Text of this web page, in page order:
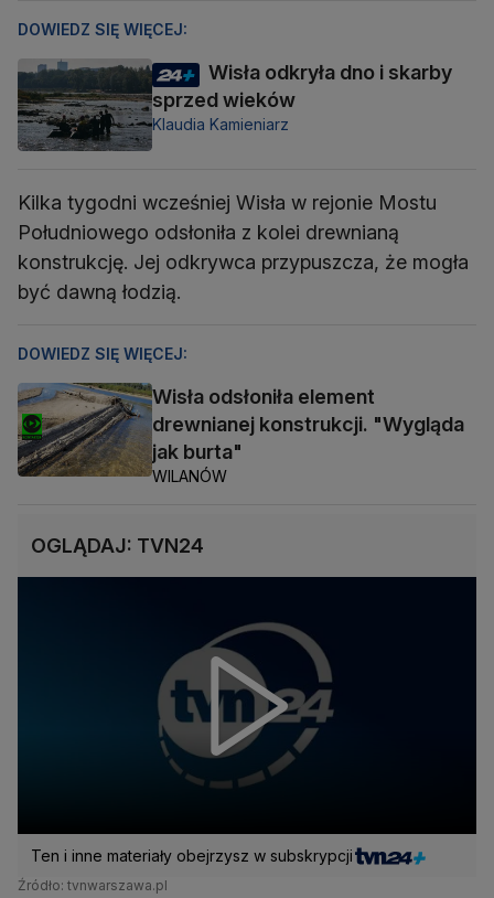
DOWIEDZ SIĘ WIĘCEJ:
Wisła odkryła dno i skarby
sprzed wieków
Klaudia Kamieniarz
Kilka tygodni wcześniej Wisła w rejonie Mostu
Południowego odsłoniła z kolei drewnianą
konstrukcję. Jej odkrywca przypuszcza, że mogła
być dawną łodzią.
DOWIEDZ SIĘ WIĘCEJ:
Wisła odsłoniła element
drewnianej konstrukcji. "Wygląda
jak burta"
WILANÓW
OGLĄDAJ: TVN24
Ten i inne materiały obejrzysz w subskrypcji
Źródło: tvnwarszawa.pl